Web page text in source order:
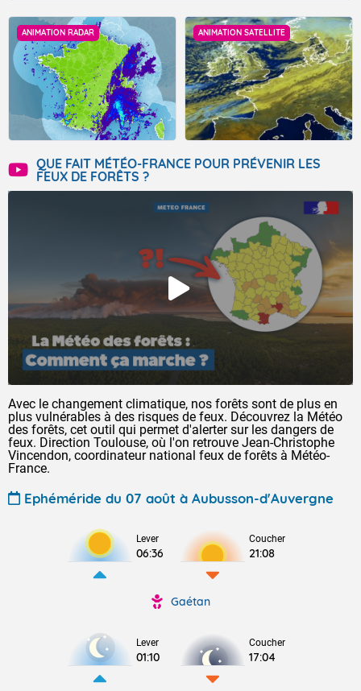
ANIMATION RADAR ANIMATION SATELLITE
QUE FAIT MÉTÉO-FRANCE POUR PRÉVENIR LES
FEUX DE FORÊTS ?
Avec le changement climatique, nos forêts sont de plus en
plus vulnérables à des risques de feux. Découvrez la Météo
des forêts, cet outil qui permet d'alerter sur les dangers de
feux. Direction Toulouse, où l'on retrouve Jean-Christophe
Vincendon, coordinateur national feux de forêts à Météo-
France.
Ephéméride du 07 août à Aubusson-d'Auvergne
Lever
06:36
Coucher
21:08
Gaétan
Lever
01:10
Coucher
17:04